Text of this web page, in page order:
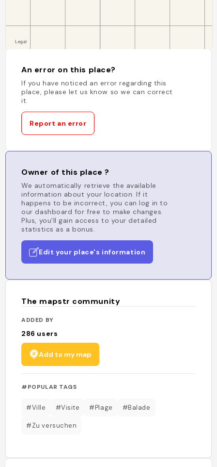
An error on this place?
If you have noticed an error regarding this
place, please let us know so we can correct
it.
Report an error
Owner of this place ?
We automatically retrieve the available
information about your location. If it
happens to be incorrect, you can log in to
our dashboard for free to make changes.
Plus, you'll gain access to your detailed
statistics as a bonus.
Edit your place's information
The mapstr community
ADDED BY
286 users
Add to my map
#POPULAR TAGS
#Ville #Visite #Plage #Balade
#Zu versuchen